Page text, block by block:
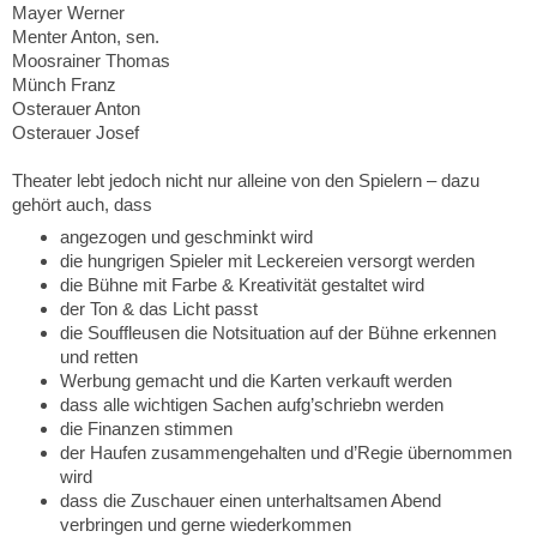
Mayer Werner
Menter Anton, sen.
Moosrainer Thomas
Münch Franz
Osterauer Anton
Osterauer Josef
Theater lebt jedoch nicht nur alleine von den Spielern – dazu
gehört auch, dass
angezogen und geschminkt wird
die hungrigen Spieler mit Leckereien versorgt werden
die Bühne mit Farbe & Kreativität gestaltet wird
der Ton & das Licht passt
die Souffleusen die Notsituation auf der Bühne erkennen
und retten
Werbung gemacht und die Karten verkauft werden
dass alle wichtigen Sachen aufg’schriebn werden
die Finanzen stimmen
der Haufen zusammengehalten und d’Regie übernommen
wird
dass die Zuschauer einen unterhaltsamen Abend
verbringen und gerne wiederkommen